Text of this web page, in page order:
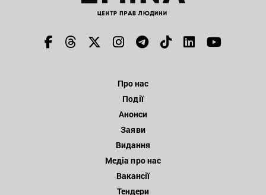
Про нас
Події
Анонси
Заяви
Видання
Медіа про нас
Вакансії
Тендери